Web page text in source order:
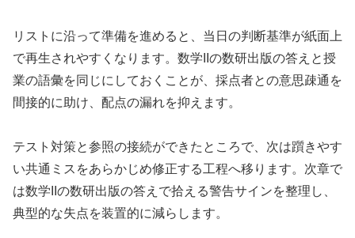
リストに沿って準備を進めると、当日の判断基準が紙面上
で再生されやすくなります。数学IIの数研出版の答えと授
業の語彙を同じにしておくことが、採点者との意思疎通を
間接的に助け、配点の漏れを抑えます。
テスト対策と参照の接続ができたところで、次は躓きやす
い共通ミスをあらかじめ修正する工程へ移ります。次章で
は数学IIの数研出版の答えで拾える警告サインを整理し、
典型的な失点を装置的に減らします。